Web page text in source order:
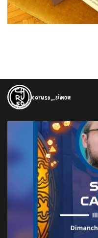
caruso_simon